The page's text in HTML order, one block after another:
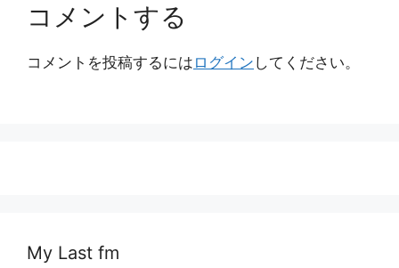
コメントする
コメントを投稿するには ログイン してください。
My Last fm